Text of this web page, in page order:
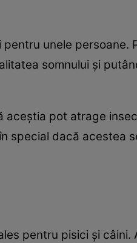
unele persoane.
somnului și
aceștia pot atrage
special dacă acestea
pentru pisici și câini.